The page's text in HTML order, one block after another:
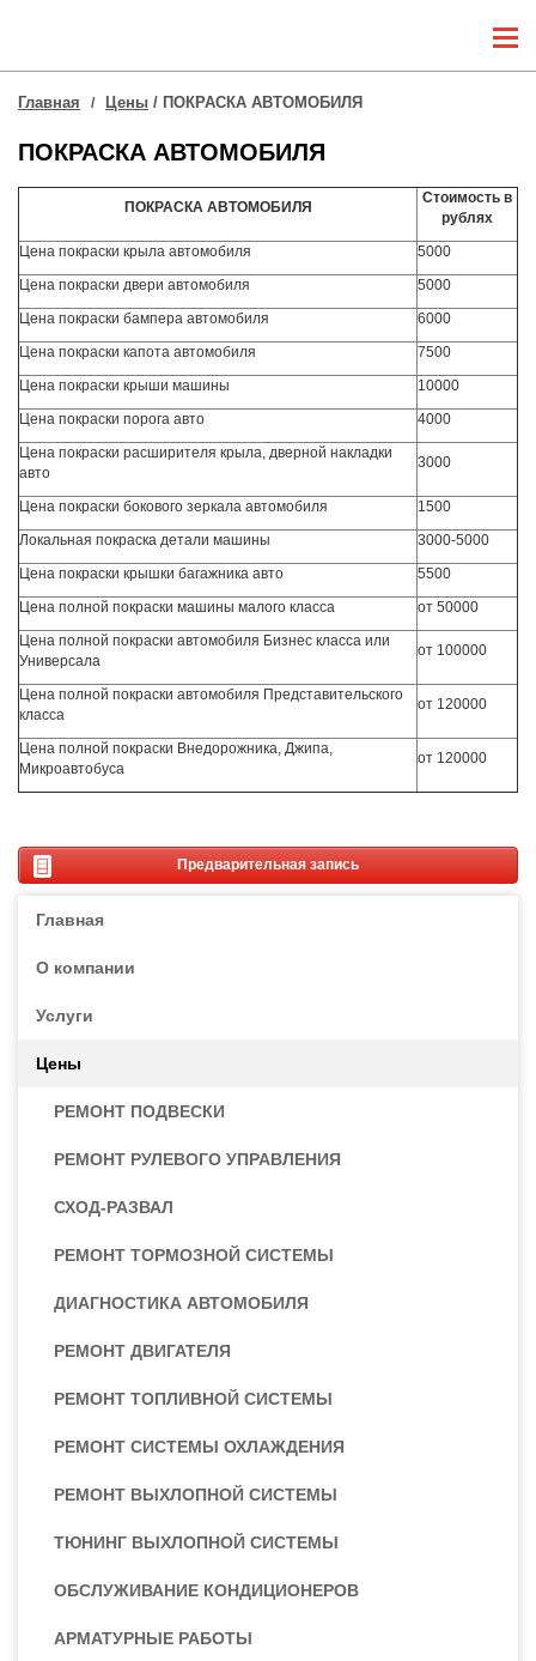
Главная Цены / ПОКРАСКА АВТОМОБИЛЯ
ПОКРАСКА АВТОМОБИЛЯ
ПОКРАСКА АВТОМОБИЛЯ
Стоимость в
рублях
Цена покраски крыла автомобиля
5000
Цена покраски двери автомобиля
5000
Цена покраски бампера автомобиля
6000
Цена покраски капота автомобиля
7500
Цена покраски крыши машины
10000
Цена покраски порога авто
4000
Цена покраски расширителя крыла, дверной накладки
авто
3000
Цена покраски бокового зеркала автомобиля
1500
Локальная покраска детали машины
3000-5000
Цена покраски крышки багажника авто
5500
Цена полной покраски машины малого класса
от 50000
Цена полной покраски автомобиля Бизнес класса или
Универсала
от 100000
Цена полной покраски автомобиля Представительского
класса
от 120000
Цена полной покраски Внедорожника, Джипа,
Микроавтобуса
от 120000
Предварительная запись
Главная
О компании
Услуги
Цены
РЕМОНТ ПОДВЕСКИ
РЕМОНТ РУЛЕВОГО УПРАВЛЕНИЯ
СХОД-РАЗВАЛ
РЕМОНТ ТОРМОЗНОЙ СИСТЕМЫ
ДИАГНОСТИКА АВТОМОБИЛЯ
РЕМОНТ ДВИГАТЕЛЯ
РЕМОНТ ТОПЛИВНОЙ СИСТЕМЫ
РЕМОНТ СИСТЕМЫ ОХЛАЖДЕНИЯ
РЕМОНТ ВЫХЛОПНОЙ СИСТЕМЫ
ТЮНИНГ ВЫХЛОПНОЙ СИСТЕМЫ
ОБСЛУЖИВАНИЕ КОНДИЦИОНЕРОВ
АРМАТУРНЫЕ РАБОТЫ